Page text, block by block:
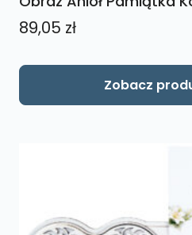
89,05 zł
Zobacz